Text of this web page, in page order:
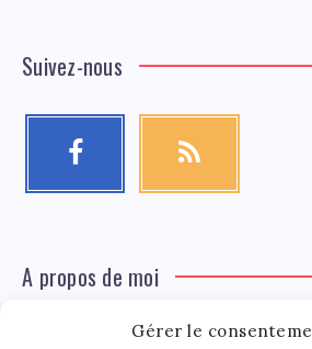
Gérer le
Suivez-nous
A propos de moi
Léa Tinger